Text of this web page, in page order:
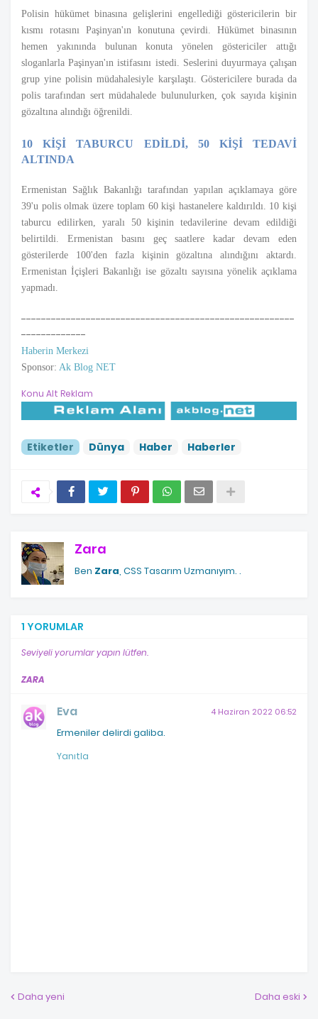
Polisin hükümet binasına gelişlerini engellediği göstericilerin bir
kısmı rotasını Paşinyan'ın konutuna çevirdi. Hükümet binasının
hemen yakınında bulunan konuta yönelen göstericiler attığı
sloganlarla Paşinyan'ın istifasını istedi. Seslerini duyurmaya çalışan
grup yine polisin müdahalesiyle karşılaştı. Göstericilere burada da
polis tarafından sert müdahalede bulunulurken, çok sayıda kişinin
gözaltına alındığı öğrenildi.
10 KİŞİ TABURCU EDİLDİ, 50 KİŞİ TEDAVİ
ALTINDA
Ermenistan Sağlık Bakanlığı tarafından yapılan açıklamaya göre
39'u polis olmak üzere toplam 60 kişi hastanelere kaldırıldı. 10 kişi
taburcu edilirken, yaralı 50 kişinin tedavilerine devam edildiği
belirtildi. Ermenistan basını geç saatlere kadar devam eden
gösterilerde 100'den fazla kişinin gözaltına alındığını aktardı.
Ermenistan İçişleri Bakanlığı ise gözaltı sayısına yönelik açıklama
yapmadı.
-------------------------------------------------------
-------------
Haberin Merkezi
Sponsor: Ak Blog NET
Konu Alt Reklam
Etiketler Dünya Haber Haberler
Zara
Ben Zara, CSS Tasarım Uzmanıyım. .
1 YORUMLAR
Seviyeli yorumlar yapın lütfen.
ZARA
Eva 4 Haziran 2022 06:52
Ermeniler delirdi galiba.
Yanıtla
Daha yeni Daha eski